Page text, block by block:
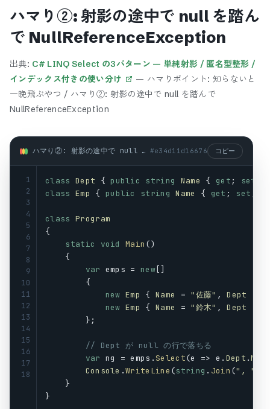
ハマり②: 射影の途中で null を踏ん
で NullReferenceException
出典: C# LINQ Select の3パターン — 単純射影 / 匿名型整形 /
インデックス付きの使い分け
— ハマりポイント: 知らないと
一晩飛ぶやつ / ハマり②: 射影の途中で null を踏んで
NullReferenceException
ハマり②: 射影の途中で null を踏んで NullReferenceException (csharp) #e34d11d16676 コピー
1
2
3
4
5
6
7
8
9
10
11
12
13
14
15
16
17
18
class Dept { public string Name { get ; set
class Emp { public string Name { get ; set
class Program
{
static
void Main ()
    {
var emps = new []
        {
new Emp { Name = "佐藤" , Dept
new Emp { Name = "鈴木" , Dept
        };
// Dept が null の行で落ちる
var ng = emps . Select(e => e . Dept .
Console .WriteLine (string . Join (", "
    }
}